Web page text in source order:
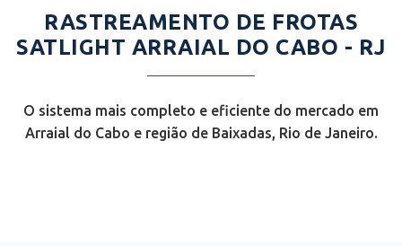
RASTREAMENTO DE FROTAS
SATLIGHT ARRAIAL DO CABO - RJ
O sistema mais completo e eficiente do mercado em
Arraial do Cabo e região de Baixadas, Rio de Janeiro.